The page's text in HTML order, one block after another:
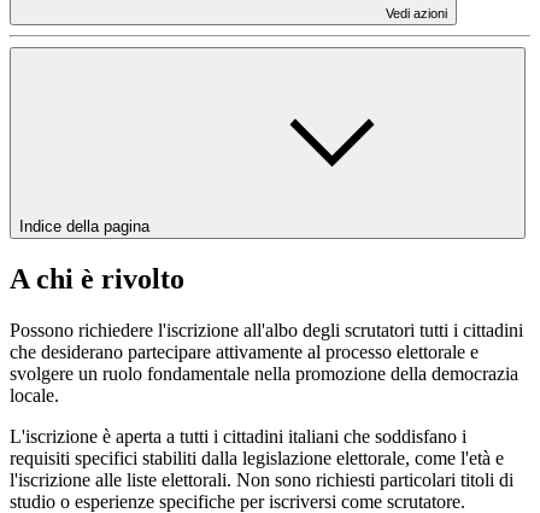
Vedi azioni
Indice della pagina
A chi è rivolto
Possono richiedere l'iscrizione all'albo degli scrutatori tutti i cittadini
che desiderano partecipare attivamente al processo elettorale e
svolgere un ruolo fondamentale nella promozione della democrazia
locale.
L'iscrizione è aperta a tutti i cittadini italiani che soddisfano i
requisiti specifici stabiliti dalla legislazione elettorale, come l'età e
l'iscrizione alle liste elettorali. Non sono richiesti particolari titoli di
studio o esperienze specifiche per iscriversi come scrutatore.